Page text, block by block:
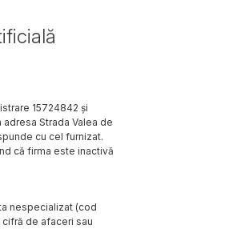
15724842 și
Strada Valea de
cu cel furnizat.
că firma este inactivă
nespecializat (cod
de afaceri sau